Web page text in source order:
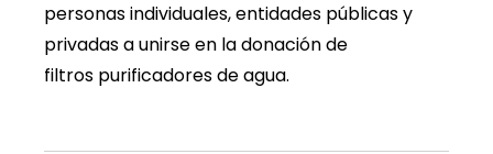
personas individuales, entidades públicas y
privadas a unirse en la donación de
filtros purificadores de agua.